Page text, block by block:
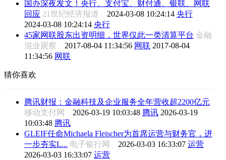
国办深夜发文！央行、支付宝、财付通、银联、网联
回应 21世纪经济报道 2024-03-08 10:24:14 央行
2024-03-08 10:24:14 央行
45家网联股东出资明细，世界仅此一类清算平台 金融
混业观察 2017-08-04 11:34:56 网联 2017-08-04
11:34:56 网联
猜你喜欢
腾讯财报：金融科技及企业服务全年营收超2200亿元
移动支付网 2026-03-19 10:03:48 腾讯 2026-03-19
10:03:48 腾讯
GLEIF任命Michaela Fleischer为首席运营与财务官，进
一步夯实L... 电子银行网 2026-03-03 16:33:07 运营
2026-03-03 16:33:07 运营